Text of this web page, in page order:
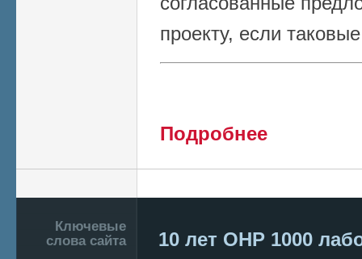
проекту, если
Подробнее
Подвал
Ключевые
слова сайта
10 лет ОНР 1000